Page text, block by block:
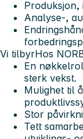
Produksjon,
Analyse-,
Vi tilbyrHos
En
sterk vekst.
Mulighet til
Stor
Tett